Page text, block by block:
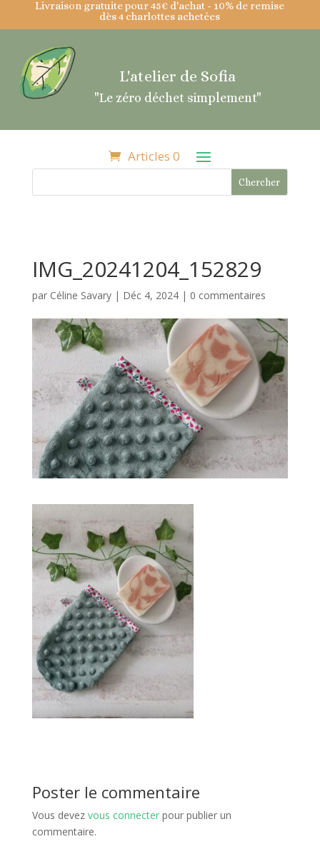
Livraison gratuite pour 45€ d'achat - 10% de remise
dès 4 charlottes achetées
L'atelier de Sofia
"Le zéro déchet simplement"
Articles 0
IMG_20241204_152829
par Céline Savary| Déc 4, 2024| 0 commentaires
Poster le commentaire
Vous devez vous connecterpour publier un
commentaire.